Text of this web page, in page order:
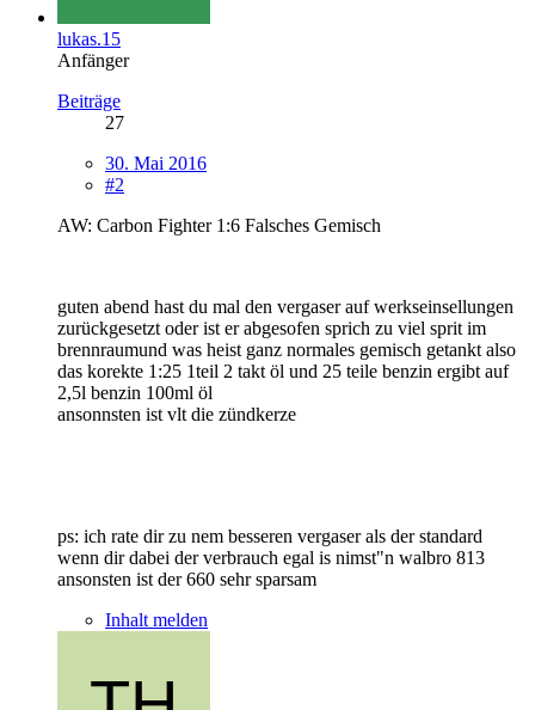
lukas.15
Anfänger
Beiträge
27
30. Mai 2016
#2
AW: Carbon Fighter 1:6 Falsches Gemisch
guten abend hast du mal den vergaser auf werkseinsellungen
zurückgesetzt oder ist er abgesofen sprich zu viel sprit im
brennraumund was heist ganz normales gemisch getankt also
das korekte 1:25 1teil 2 takt öl und 25 teile benzin ergibt auf
2,5l benzin 100ml öl
ansonnsten ist vlt die zündkerze
ps: ich rate dir zu nem besseren vergaser als der standard
wenn dir dabei der verbrauch egal is nimst"n walbro 813
ansonsten ist der 660 sehr sparsam
Inhalt melden